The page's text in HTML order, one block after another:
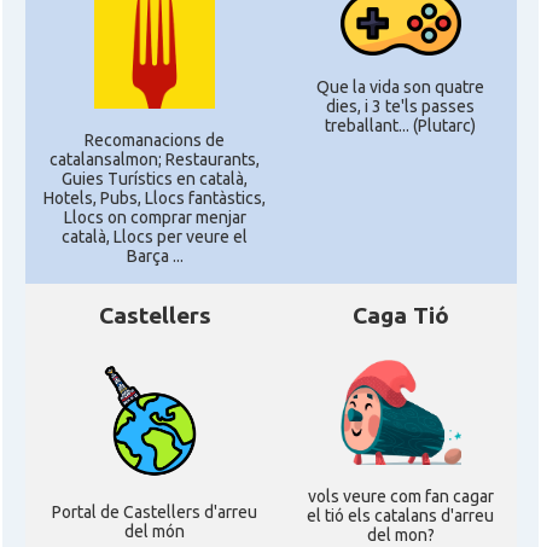
Recomanacions de
catalansalmon; Restaurants,
Guies Turístics en català,
Hotels, Pubs, Llocs fantàstics,
Llocs on comprar menjar
català, Llocs per veure el
Barça ...
Que la vida son quatre
dies, i 3 te'ls passes
treballant... (Plutarc)
Castellers
Portal de Castellers d'arreu
del món
Caga Tió
vols veure com fan cagar
el tió els catalans d'arreu
del mon?